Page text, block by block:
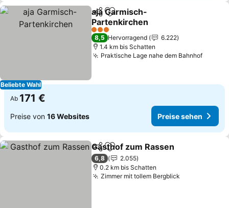
Beliebte Wahl
TeilenZu Favoriten hinzufügen
aja Garmisch-
Partenkirchen
3 Sterne
8,5 Hervorragend
6.222
1.4 km bis Schatten
Praktische Lage nahe dem Bahnhof
Ab 171 €
Preise von 16 Websites Preise sehen
TeilenZu Favoriten hinzufügen
Gasthof zum Rassen
6,8
2.055
0.2 km bis Schatten
Zimmer mit tollem Bergblick